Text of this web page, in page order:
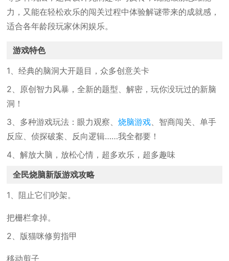
力，又能在轻松欢乐的闯关过程中体验解谜带来的成就感，
适合各年龄段玩家休闲娱乐。
游戏特色
1、经典的脑洞大开题目，众多创意关卡
2、原创智力风暴，全新的题型、解密，玩你没玩过的新脑
洞！
3、多种游戏玩法：眼力观察、烧脑游戏、智商闯关、单手
反应、侦探破案、反向逻辑……我全都要！
4、解放大脑，放松心情，超多欢乐，超多趣味
全民烧脑新版游戏攻略
1、阻止它们吵架。
把栅栏拿掉。
2、版猫咪修剪指甲
移动剪子